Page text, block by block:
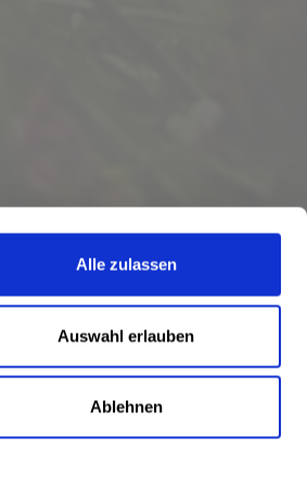
Alle zulassen
Auswahl erlauben
Ablehnen